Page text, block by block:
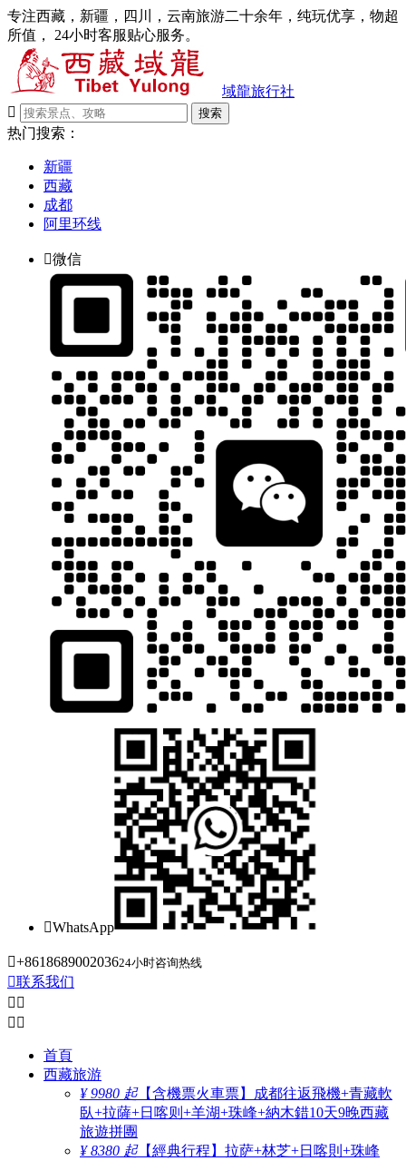
专注西藏，新疆，四川，云南旅游二十余年，纯玩优享，物超
所值， 24小时客服贴心服务。
域龍旅行社

搜索
热门搜索：
新疆
西藏
成都
阿里环线
微信
WhatsApp
+861868900203624小时咨询热线
联系我们
 
 
首頁
西藏旅游
¥ 9980 起【含機票火車票】成都往返飛機+青藏軟
臥+拉薩+日喀则+羊湖+珠峰+納木錯10天9晚西藏
旅遊拼團
¥ 8380 起【經典行程】拉萨+林芝+日喀則+珠峰